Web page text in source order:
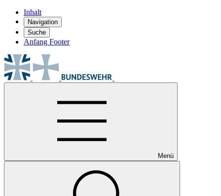
Inhalt
Navigation
Suche
Anfang Footer
Menü